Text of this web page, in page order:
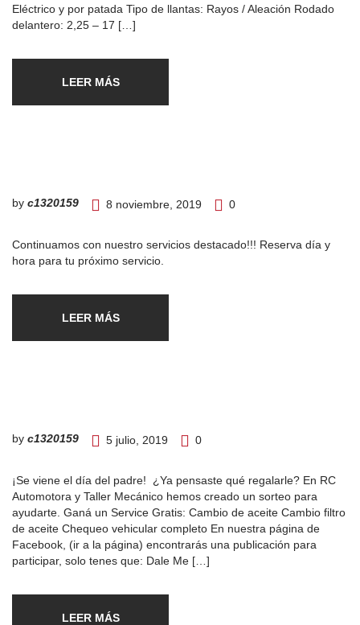
Eléctrico y por patada Tipo de llantas: Rayos / Aleación Rodado
delantero: 2,25 – 17 […]
LEER MÁS
by c1320159 8 noviembre, 2019 0
Continuamos con nuestro servicios destacado!!! Reserva día y
hora para tu próximo servicio.
LEER MÁS
by c1320159 5 julio, 2019 0
¡Se viene el día del padre! ¿Ya pensaste qué regalarle? En RC
Automotora y Taller Mecánico hemos creado un sorteo para
ayudarte. Ganá un Service Gratis: Cambio de aceite Cambio filtro
de aceite Chequeo vehicular completo En nuestra página de
Facebook, (ir a la página) encontrarás una publicación para
participar, solo tenes que: Dale Me […]
LEER MÁS